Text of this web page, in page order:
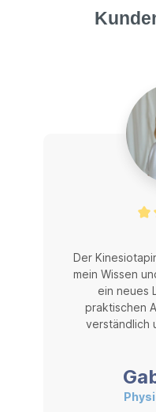
Der
mein Wissen
ein neues
praktischen
verständlich